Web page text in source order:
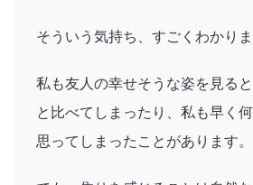
そういう気持ち、すごくわかりま
私も友人の幸せそうな姿を見る
と比べてしまったり、私も早く
思ってしまったことがあります。